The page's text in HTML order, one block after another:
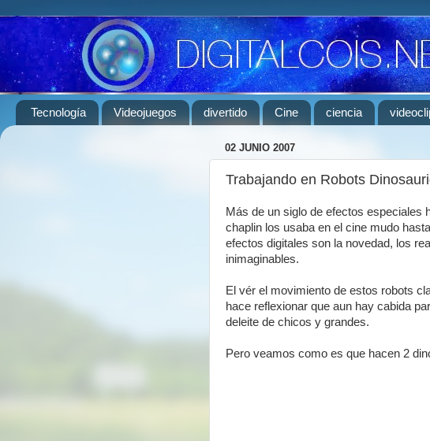
Tecnología Videojuegos divertido Cine ciencia
02 JUNIO 2007
Trabajando en Robots
Más de un siglo de efectos especiales
chaplin los usaba en el cine mudo
efectos digitales son la novedad, los
inimaginables.
El vér el movimiento de estos robots
hace reflexionar que aun hay cabida
deleite de chicos y grandes.
Pero veamos como es que hacen 2